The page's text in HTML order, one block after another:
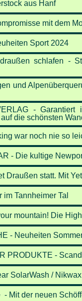
aus Hanf
mit dem
Sport 2024
schlafen -
und
-
die schönsten
war noch nie so
- Die kultige
Draußen statt. Mit
im Tannheimer Tal
mountain! Die
- Neuheiten
PRODUKTE -
SolarWash /
- Mit der neuen